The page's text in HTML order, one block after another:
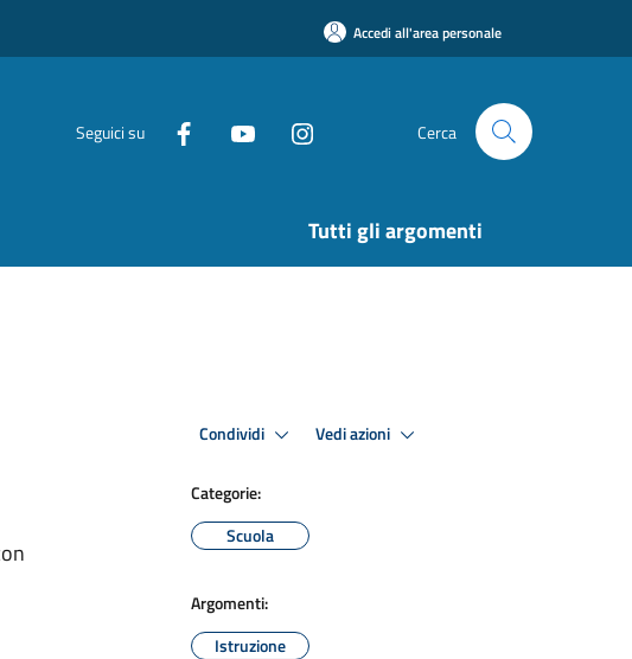
Accedi all'area personale
Seguici su Cerca
Tutti gli argomenti
Condividi Vedi azioni
Categorie:
Scuola
Argomenti:
Istruzione